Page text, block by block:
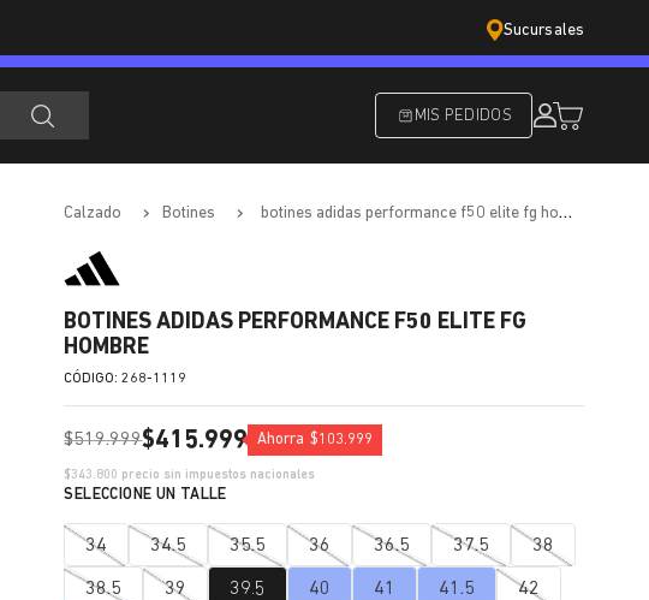
Sucursales
MIS PEDIDOS
calzado botines botines adidas performance f50 elite fg hombre
BOTINES ADIDAS PERFORMANCE F50 ELITE FG
HOMBRE
:268-1119
$519.999$415.999 Ahorra $103.999
$343.800 precio sin impuestos nacionales
34 34.5 35.5 36 36.5 37.5 38
38.5 39 39.5 40 41 41.5 42